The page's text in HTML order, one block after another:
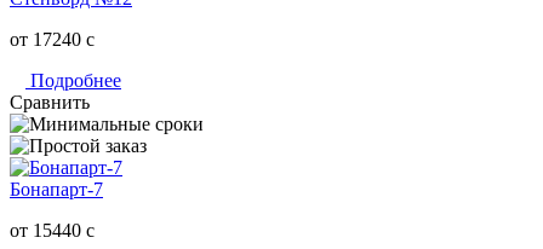
от 17240 c
Подробнее
Сравнить
Бонапарт-7
от 15440 c